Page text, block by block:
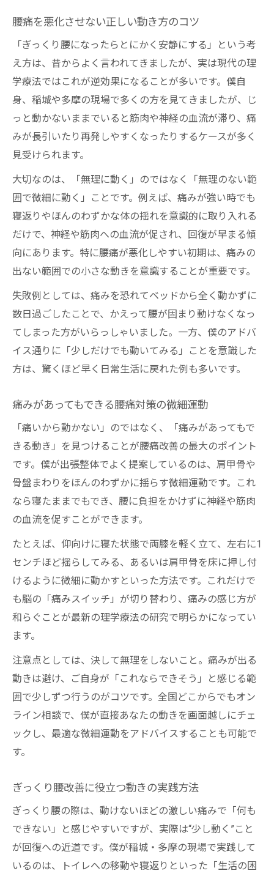
腰痛を悪化させない正しい動き方のコツ
「ぎっくり腰になったらとにかく安静にする」という考
え方は、昔からよく言われてきましたが、実は現代の理
学療法ではこれが逆効果になることが多いです。僕自
身、稲城や多摩の現場で多くの方を見てきましたが、じ
っと動かないままでいると筋肉や神経の血流が滞り、痛
みが長引いたり再発しやすくなったりするケースが多く
見受けられます。
大切なのは、「無理に動く」のではなく「無理のない範
囲で微細に動く」ことです。例えば、痛みが強い時でも
寝返りやほんのわずかな体の揺れを意識的に取り入れる
だけで、神経や筋肉への血流が促され、回復が早まる傾
向にあります。特に腰痛が悪化しやすい初期は、痛みの
出ない範囲での小さな動きを意識することが重要です。
失敗例としては、痛みを恐れてベッドから全く動かずに
数日過ごしたことで、かえって腰が固まり動けなくなっ
てしまった方がいらっしゃいました。一方、僕のアドバ
イス通りに「少しだけでも動いてみる」ことを意識した
方は、驚くほど早く日常生活に戻れた例も多いです。
痛みがあってもできる腰痛対策の微細運動
「痛いから動かない」のではなく、「痛みがあってもで
きる動き」を見つけることが腰痛改善の最大のポイント
です。僕が出張整体でよく提案しているのは、肩甲骨や
骨盤まわりをほんのわずかに揺らす微細運動です。これ
なら寝たままでもでき、腰に負担をかけずに神経や筋肉
の血流を促すことができます。
たとえば、仰向けに寝た状態で両膝を軽く立て、左右に1
センチほど揺らしてみる、あるいは肩甲骨を床に押し付
けるように微細に動かすといった方法です。これだけで
も脳の「痛みスイッチ」が切り替わり、痛みの感じ方が
和らぐことが最新の理学療法の研究で明らかになってい
ます。
注意点としては、決して無理をしないこと。痛みが出る
動きは避け、ご自身が「これならできそう」と感じる範
囲で少しずつ行うのがコツです。全国どこからでもオン
ライン相談で、僕が直接あなたの動きを画面越しにチェ
ックし、最適な微細運動をアドバイスすることも可能で
す。
ぎっくり腰改善に役立つ動きの実践方法
ぎっくり腰の際は、動けないほどの激しい痛みで「何も
できない」と感じやすいですが、実際は“少し動く”こと
が回復への近道です。僕が稲城・多摩の現場で実践して
いるのは、トイレへの移動や寝返りといった「生活の困